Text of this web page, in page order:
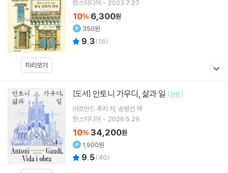
미리보기
한스미디어
2023.7.27.
10% 6,300원
350원
9.3(16)
[도서] 안토니 가우디, 삶과 일 [양장]
아르만드 푸치 저 송병선 역
한스미디어
2026.5.29.
10% 34,200원
1,900원
9.5(40)